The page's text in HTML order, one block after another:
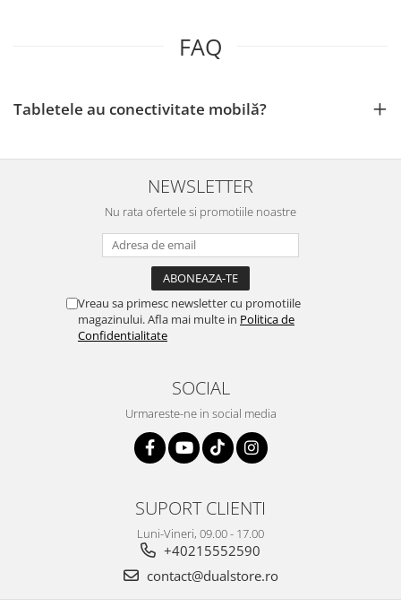
FAQ
Tabletele au conectivitate mobilă?
NEWSLETTER
Nu rata ofertele si promotiile noastre
Vreau sa primesc newsletter cu promotiile
magazinului. Afla mai multe in Politica de
Confidentialitate
SOCIAL
Urmareste-ne in social media
SUPORT CLIENTI
Luni-Vineri, 09.00 - 17.00
+40215552590
contact@dualstore.ro